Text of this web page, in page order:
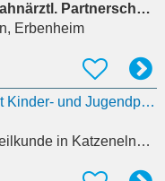
Dentalplus GmbH / Zahnärztl. Partnerschaftsgesellschaft Dr. G. Droege, Dr. B. S
Erbenheim
Assistenzarzt/Facharzt Kinder- und Jugendpsychiatrie (m/w/d)
in Katzenelnbogen